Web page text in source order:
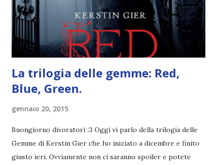
ribelli. Che monelli, che trasgry. Oppure tutti i personaggi
dei libri sono dei grandi lettori, fatto sta che io non ho mai
trovato una scena in ...
La trilogia delle gemme: Red,
Blue, Green.
gennaio 20, 2015
Buongiorno divoratori :3 Oggi vi parlo della trilogia delle
Gemme di Kerstin Gier che ho iniziato a dicembre e finito
giusto ieri. Ovviamente non ci saranno spoiler e potete